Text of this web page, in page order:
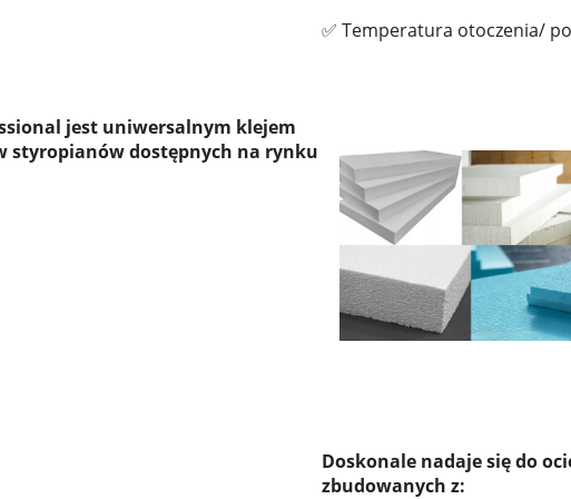
✅ Temperatura otoczenia/
jest uniwersalnym klejem
styropianów dostępnych na rynku
Doskonale nadaje się do
zbudowanych z: